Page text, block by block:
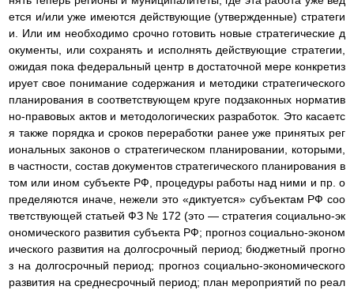
ется и/или уже имеются действующие (утвержденные) стратеги
и. Или им необходимо срочно готовить новые стратегические д
окументы, или сохранять и исполнять действующие стратегии,
ожидая пока федеральный центр в достаточной мере конкретиз
ирует свое понимание содержания и методики стратегического
планирования в соответствующем круге подзаконных норматив
но-правовых актов и методологических разработок. Это касаетс
я также порядка и сроков переработки ранее уже принятых рег
иональных законов о стратегическом планировании, которыми,
в частности, состав документов стратегического планирования в
том или ином субъекте РФ, процедуры работы над ними и пр. о
пределяются иначе, нежели это «диктуется» субъектам РФ соо
тветствующей статьей ФЗ № 172 (это — стратегия социально-эк
ономического развития субъекта РФ; прогноз социально-эконом
ического развития на долгосрочный период; бюджетный прогно
з на долгосрочный период; прогноз социально-экономического
развития на среднесрочный период; план мероприятий по реал